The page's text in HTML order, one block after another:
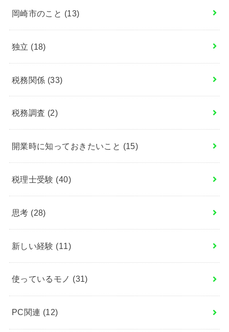
岡崎市のこと (13)
独立 (18)
税務関係 (33)
税務調査 (2)
開業時に知っておきたいこと (15)
税理士受験 (40)
思考 (28)
新しい経験 (11)
使っているモノ (31)
PC関連 (12)